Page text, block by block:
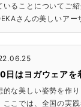
いることについてご
さんの美しいア
日はヨガウェアを
的な美しい姿勢を作
ここでは、全国の実